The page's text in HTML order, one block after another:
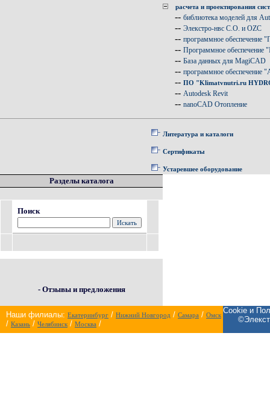
расчета и проектирования
-- библиотека моделей для
-- Элекстро-нвс C.O. и OZC
-- программное обеспечение
-- Программное обеспечение
-- База данных для MagiCAD
-- программное
-- ПО "Klimatvnutri.ru
-- Autodesk Revit
-- nanoCAD Отопление
Литература и каталоги
Сертификаты
Устаревшее оборудование
Разделы каталога
Поиск
- Отзывы и предложения
Наши филиалы: Екатеринбург / Нижний Новгород / Самара / Омск
/ Казань / Челябинск/ Москва /
Cookie и